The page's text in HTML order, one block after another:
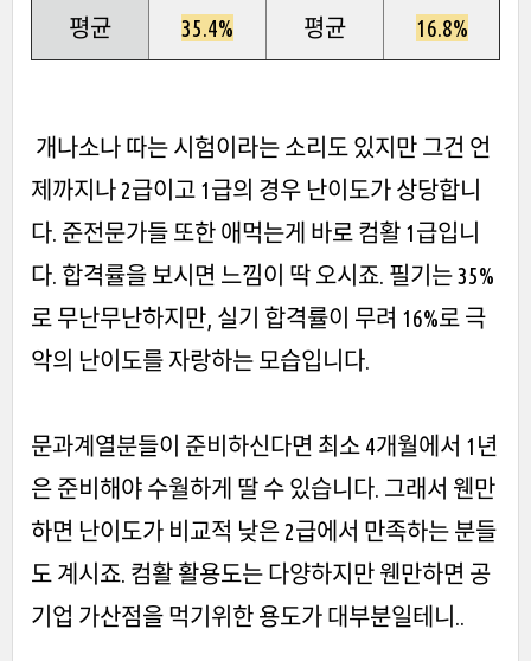
평균 35.4% 평균 16.8%
개나소나 따는 시험이라는 소리도 있지만 그건 언
제까지나 2급이고 1급의 경우 난이도가 상당합니
다. 준전문가들 또한 애먹는게 바로 컴활 1급입니
다. 합격률을 보시면 느낌이 딱 오시죠. 필기는 35%
로 무난무난하지만, 실기 합격률이 무려 16%로 극
악의 난이도를 자랑하는 모습입니다.
문과계열분들이 준비하신다면 최소 4개월에서 1년
은 준비해야 수월하게 딸 수 있습니다. 그래서 웬만
하면 난이도가 비교적 낮은 2급에서 만족하는 분들
도 계시죠. 컴활 활용도는 다양하지만 웬만하면 공
기업 가산점을 먹기위한 용도가 대부분일테니..